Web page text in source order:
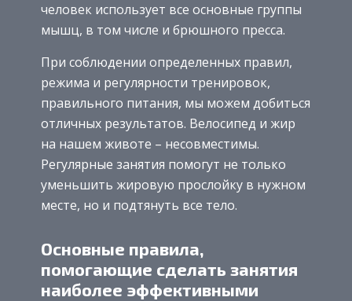
человек использует все основные группы
мышц, в том числе и брюшного пресса.
При соблюдении определенных правил,
режима и регулярности тренировок,
правильного питания, мы можем добиться
отличных результатов. Велосипед и жир
на нашем животе – несовместимы.
Регулярные занятия помогут не только
уменьшить жировую прослойку в нужном
месте, но и подтянуть все тело.
Основные правила,
помогающие сделать занятия
наиболее эффективными